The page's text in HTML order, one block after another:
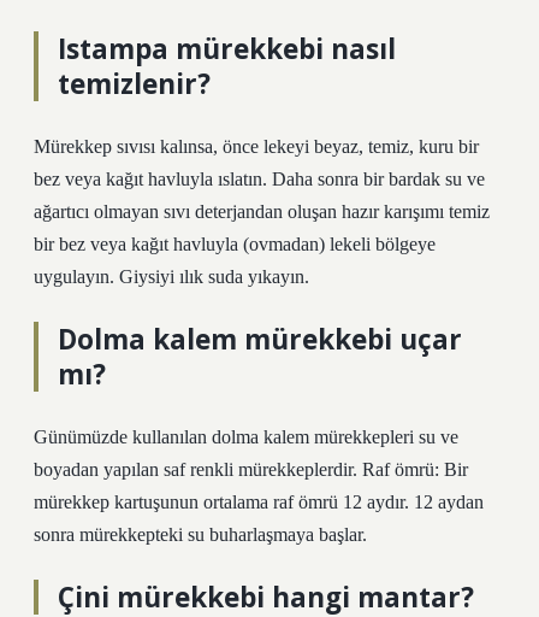
Istampa mürekkebi nasıl
temizlenir?
Mürekkep sıvısı kalınsa, önce lekeyi beyaz, temiz, kuru bir
bez veya kağıt havluyla ıslatın. Daha sonra bir bardak su ve
ağartıcı olmayan sıvı deterjandan oluşan hazır karışımı temiz
bir bez veya kağıt havluyla (ovmadan) lekeli bölgeye
uygulayın. Giysiyi ılık suda yıkayın.
Dolma kalem mürekkebi uçar
mı?
Günümüzde kullanılan dolma kalem mürekkepleri su ve
boyadan yapılan saf renkli mürekkeplerdir. Raf ömrü: Bir
mürekkep kartuşunun ortalama raf ömrü 12 aydır. 12 aydan
sonra mürekkepteki su buharlaşmaya başlar.
Çini mürekkebi hangi mantar?